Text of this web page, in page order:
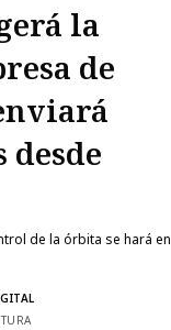
la
de
desde
de la órbita se hará en